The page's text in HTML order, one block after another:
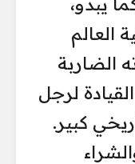
العالم
الضاربة
لرجل
كبير.